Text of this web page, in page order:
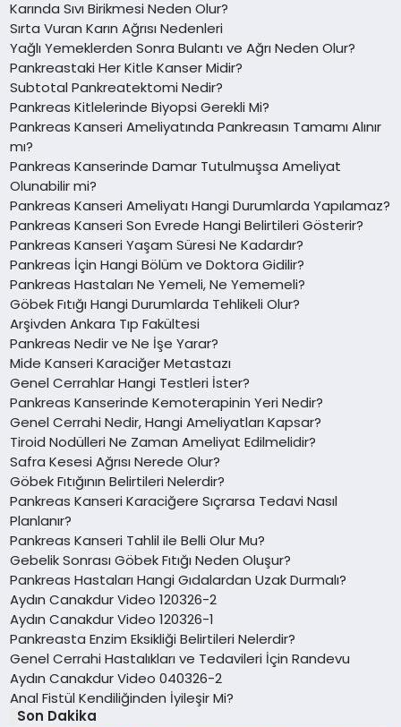
Karında Sıvı Birikmesi Neden Olur?
Sırta Vuran Karın Ağrısı Nedenleri
Yağlı Yemeklerden Sonra Bulantı ve Ağrı Neden Olur?
Pankreastaki Her Kitle Kanser Midir?
Subtotal Pankreatektomi Nedir?
Pankreas Kitlelerinde Biyopsi Gerekli Mi?
Pankreas Kanseri Ameliyatında Pankreasın Tamamı Alınır
mı?
Pankreas Kanserinde Damar Tutulmuşsa Ameliyat
Olunabilir mi?
Pankreas Kanseri Ameliyatı Hangi Durumlarda Yapılamaz?
Pankreas Kanseri Son Evrede Hangi Belirtileri Gösterir?
Pankreas Kanseri Yaşam Süresi Ne Kadardır?
Pankreas İçin Hangi Bölüm ve Doktora Gidilir?
Pankreas Hastaları Ne Yemeli, Ne Yememeli?
Göbek Fıtığı Hangi Durumlarda Tehlikeli Olur?
Arşivden Ankara Tıp Fakültesi
Pankreas Nedir ve Ne İşe Yarar?
Mide Kanseri Karaciğer Metastazı
Genel Cerrahlar Hangi Testleri İster?
Pankreas Kanserinde Kemoterapinin Yeri Nedir?
Genel Cerrahi Nedir, Hangi Ameliyatları Kapsar?
Tiroid Nodülleri Ne Zaman Ameliyat Edilmelidir?
Safra Kesesi Ağrısı Nerede Olur?
Göbek Fıtığının Belirtileri Nelerdir?
Pankreas Kanseri Karaciğere Sıçrarsa Tedavi Nasıl
Planlanır?
Pankreas Kanseri Tahlil ile Belli Olur Mu?
Gebelik Sonrası Göbek Fıtığı Neden Oluşur?
Pankreas Hastaları Hangi Gıdalardan Uzak Durmalı?
Aydın Canakdur Video 120326-2
Aydın Canakdur Video 120326-1
Pankreasta Enzim Eksikliği Belirtileri Nelerdir?
Genel Cerrahi Hastalıkları ve Tedavileri İçin Randevu
Aydın Canakdur Video 040326-2
Anal Fistül Kendiliğinden İyileşir Mi?
Son Dakika